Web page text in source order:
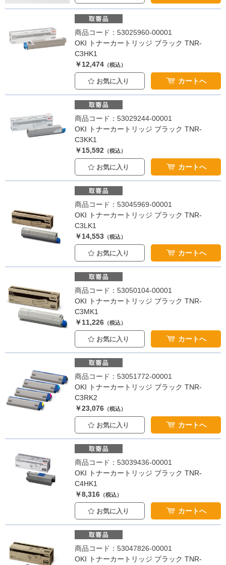
商品コード：53025960-00001
OKI トナーカートリッジ ブラック TNR-
C3HK1
￥12,474 （税込）
お気に入り カートへ
商品コード：53029244-00001
OKI トナーカートリッジ ブラック TNR-
C3KK1
￥15,592 （税込）
お気に入り カートへ
商品コード：53045969-00001
OKI トナーカートリッジ ブラック TNR-
C3LK1
￥14,553 （税込）
お気に入り カートへ
商品コード：53050104-00001
OKI トナーカートリッジ ブラック TNR-
C3MK1
￥11,226 （税込）
お気に入り カートへ
商品コード：53051772-00001
OKI トナーカートリッジ ブラック TNR-
C3RK2
￥23,076 （税込）
お気に入り カートへ
商品コード：53039436-00001
OKI トナーカートリッジ ブラック TNR-
C4HK1
￥8,316 （税込）
お気に入り カートへ
商品コード：53047826-00001
OKI トナーカートリッジ ブラック TNR-